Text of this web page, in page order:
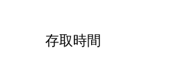
存取時間